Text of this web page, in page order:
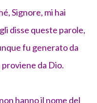
Signore, mi hai
disse queste parole,
fu generato da
da Dio.
hanno il nome del